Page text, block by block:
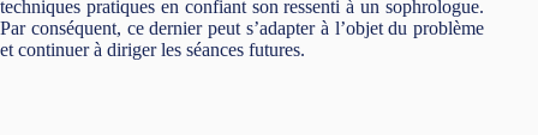
techniques pratiques en confiant son ressenti à un sophrologue.
Par conséquent, ce dernier peut s’adapter à l’objet du problème
et continuer à diriger les séances futures.